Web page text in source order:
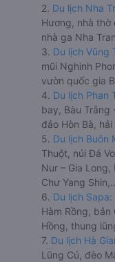
2. Du lịch Nha
Hương, nhà thờ
nhà ga Nha
3. Du lịch Vũng
mũi Nghinh
vườn quốc gia
4. Du lịch Phan
bay, Bàu Trắng
đảo Hòn Bà, hải
5. Du lịch Buôn
Thuột, núi Đá
Nur – Gia
Chư Yang
6. Du lịch Sapa:
Hàm Rồng,
Hồng, thung
7. Du lịch Hà
Lũng Cú, đèo